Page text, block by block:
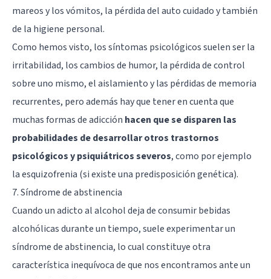
mareos y los vómitos, la pérdida del auto cuidado y también
de la higiene personal.
Como hemos visto, los síntomas psicológicos suelen ser la
irritabilidad, los cambios de humor, la pérdida de control
sobre uno mismo, el aislamiento y las pérdidas de memoria
recurrentes, pero además hay que tener en cuenta que
muchas formas de adicción hacen que se disparen las
probabilidades de desarrollar otros trastornos
psicológicos y psiquiátricos severos, como por ejemplo
la esquizofrenia (si existe una predisposición genética).
7. Síndrome de abstinencia
Cuando un adicto al alcohol deja de consumir bebidas
alcohólicas durante un tiempo, suele experimentar un
síndrome de abstinencia, lo cual constituye otra
característica inequívoca de que nos encontramos ante un